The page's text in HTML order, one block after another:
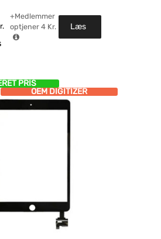
+Medlemmer
optjener 4Kr. Læs
PRIS
OEM DIGITIZER